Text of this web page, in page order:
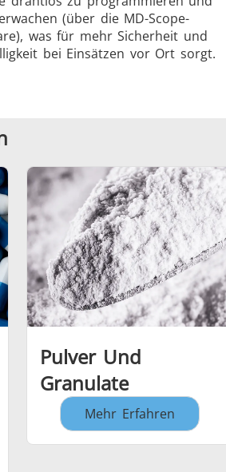
(über die MD-Scope-
was für mehr Sicherheit und
bei Einsätzen vor Ort sorgt.
Pulver Und
Granulate
Mehr Erfahren